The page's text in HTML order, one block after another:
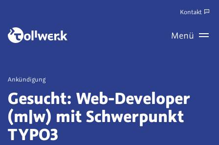
Zum
Menü
Kontakt
Gesucht: Web-Developer
(m|w) mit Schwerpunkt
TYPO3
Veröffentlicht
Ankündigung